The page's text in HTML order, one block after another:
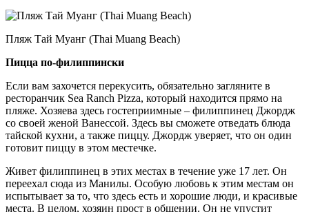
Пляж Тай Муанг (Thai Muang Beach)
Пицца по-филиппински
Если вам захочется перекусить, обязательно загляните в
ресторанчик Sea Ranch Pizza, который находится прямо на
пляже. Хозяева здесь гостеприимные – филиппинец Джордж
со своей женой Ванессой. Здесь вы сможете отведать блюда
тайской кухни, а также пиццу. Джордж уверяет, что он один
готовит пиццу в этом местечке.
Живет филиппинец в этих местах в течение уже 17 лет. Он
переехал сюда из Манилы. Особую любовь к этим местам он
испытывает за то, что здесь есть и хорошие люди, и красивые
места. В целом, хозяин прост в общении. Он не упустит